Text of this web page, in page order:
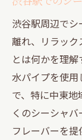
渋谷駅周辺で
離れ、リラック
とは何かを理
水パイプを使
で、特に中東
くのシーシャ
フレーバーを